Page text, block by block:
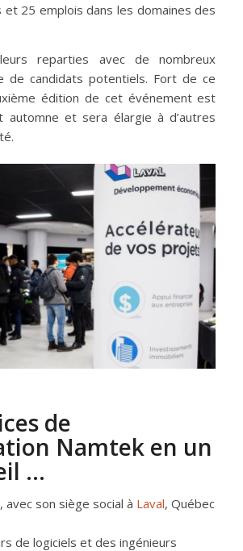
25 emplois dans les domaines des
reparties avec de nombreux
de candidats potentiels. Fort de ce
édition de cet événement est
automne et sera élargie à d’autres
de
Namtek en un
…
avec son siège social à Laval, Québec
de logiciels et des ingénieurs